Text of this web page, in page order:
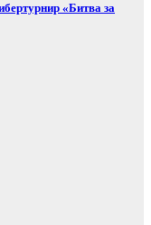
«Битва за